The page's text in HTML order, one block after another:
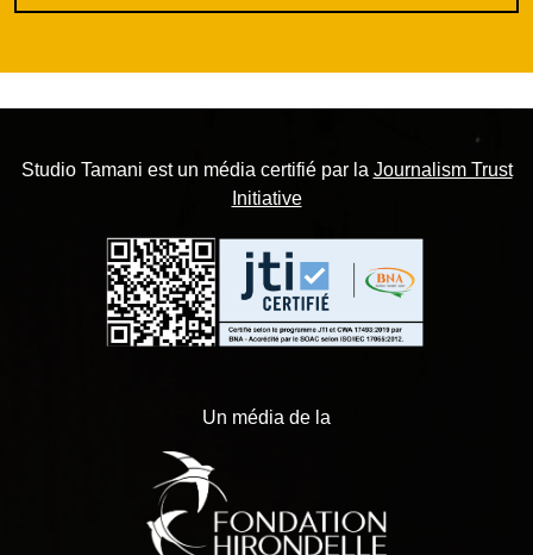
Studio Tamani est un média certifié par la Journalism Trust
Initiative
Un média de la